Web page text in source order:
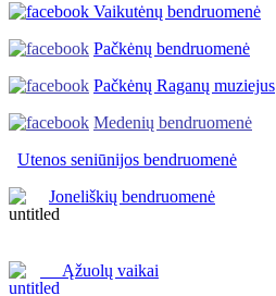
Vaikutėnų bendruomenė
Pačkėnų bendruomenė
Pačkėnų Raganų muziejus
Medenių bendruomenė
Utenos seniūnijos bendruomenė
Joneliškių bendruomenė
Ąžuolų vaikai